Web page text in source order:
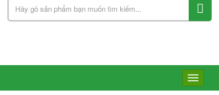
for:
Toggle
navigation